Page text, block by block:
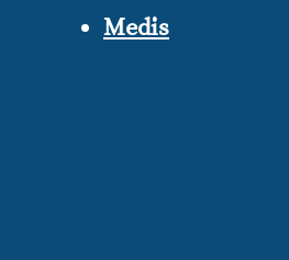
Medis